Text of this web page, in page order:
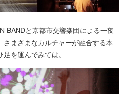
BANDと京都市交響楽団による一夜
さまざまなカルチャーが融合する本
を運んでみては。